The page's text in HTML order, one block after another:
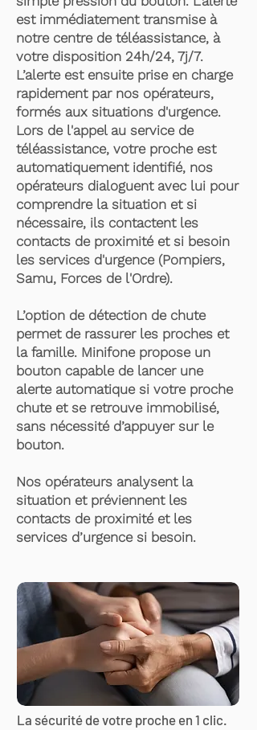
est immédiatement transmise à
notre centre de téléassistance, à
votre disposition 24h/24, 7j/7.
L’alerte est ensuite prise en charge
rapidement par nos opérateurs,
formés aux situations d'urgence.
Lors de l'appel au service de
téléassistance, votre proche est
automatiquement identifié, nos
opérateurs dialoguent avec lui pour
comprendre la situation et si
nécessaire, ils contactent les
contacts de proximité et si besoin
les services d'urgence (Pompiers,
Samu, Forces de l'Ordre).
L’option de détection de chute
permet de rassurer les proches et
la famille. Minifone propose un
bouton capable de lancer une
alerte automatique si votre proche
chute et se retrouve immobilisé,
sans nécessité d’appuyer sur le
bouton.
Nos opérateurs analysent la
situation et préviennent les
contacts de proximité et les
services d’urgence si besoin.
La sécurité de votre proche en 1 clic.